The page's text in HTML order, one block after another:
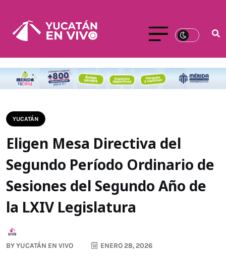
YUCATÁN
Eligen Mesa Directiva del
Segundo Período Ordinario de
Sesiones del Segundo Año de
la LXIV Legislatura
BYYUCATÁN EN VIVO
ENERO 28, 2026